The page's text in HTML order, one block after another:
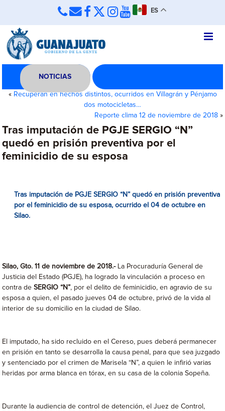
ES
NOTICIAS
« Recuperan en hechos distintos, ocurridos en Villagrán y Pénjamo
dos motocicletas…
Reporte clima 12 de noviembre de 2018»
Tras imputación de PGJE SERGIO “N”
quedó en prisión preventiva por el
feminicidio de su esposa
Tras imputación de PGJE SERGIO “N” quedó en prisión preventiva
por el feminicidio de su esposa, ocurrido el 04 de octubre en
Silao.
Silao, Gto. 11 de noviembre de 2018.-La Procuraduría General de
Justicia del Estado (PGJE), ha logrado la vinculación a proceso en
contra deSERGIO “N”, por el delito de feminicidio, en agravio de su
esposa a quien, el pasado jueves 04 de octubre, privó de la vida al
interior de su domicilio en la ciudad de Silao.
El imputado, ha sido recluido en el Cereso, pues deberá permanecer
en prisión en tanto se desarrolla la causa penal, para que sea juzgado
y sentenciado por el crimen de Marisela “N”, a quien le infirió varias
heridas por arma blanca en tórax, en su casa de la colonia Sopeña.
Durante la audiencia de control de detención, el Juez de Control,